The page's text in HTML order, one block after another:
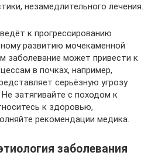
незамедлительного лечения.
к прогрессированию
развитию мочекаменной
заболевание может привести к
в почках, например,
серьёзную угрозу
затягивайте с походом к
к здоровью,
рекомендации медика.
заболевания